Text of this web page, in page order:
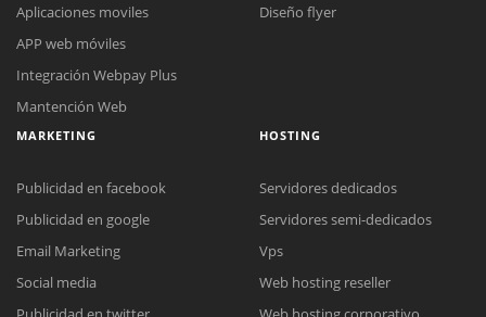
Reunión online
Aplicaciones moviles
APP web móviles
Integración Webpay Plus
Mantención Web
Diseño flyer
MARKETING
Publicidad en facebook
Publicidad en google
Email Marketing
Social media
HOSTING
Servidores dedicados
Servidores semi-dedicados
Vps
Web hosting reseller